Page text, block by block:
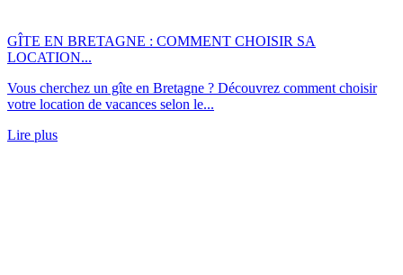
GÎTE EN BRETAGNE : COMMENT CHOISIR SA
LOCATION...
Vous cherchez un gîte en Bretagne ? Découvrez comment choisir
votre location de vacances selon le...
Lire plus